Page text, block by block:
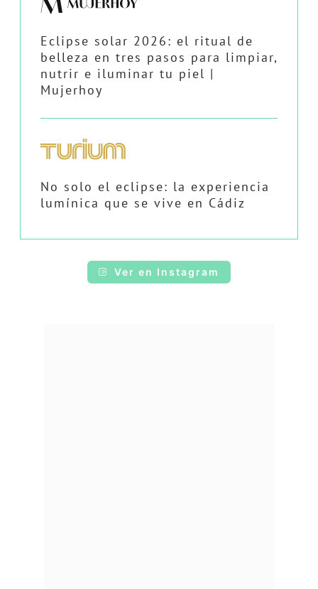
Eclipse solar 2026: el ritual de
belleza en tres pasos para limpiar,
nutrir e iluminar tu piel |
Mujerhoy
No solo el eclipse: la experiencia
lumínica que se vive en Cádiz
Ver en Instagram